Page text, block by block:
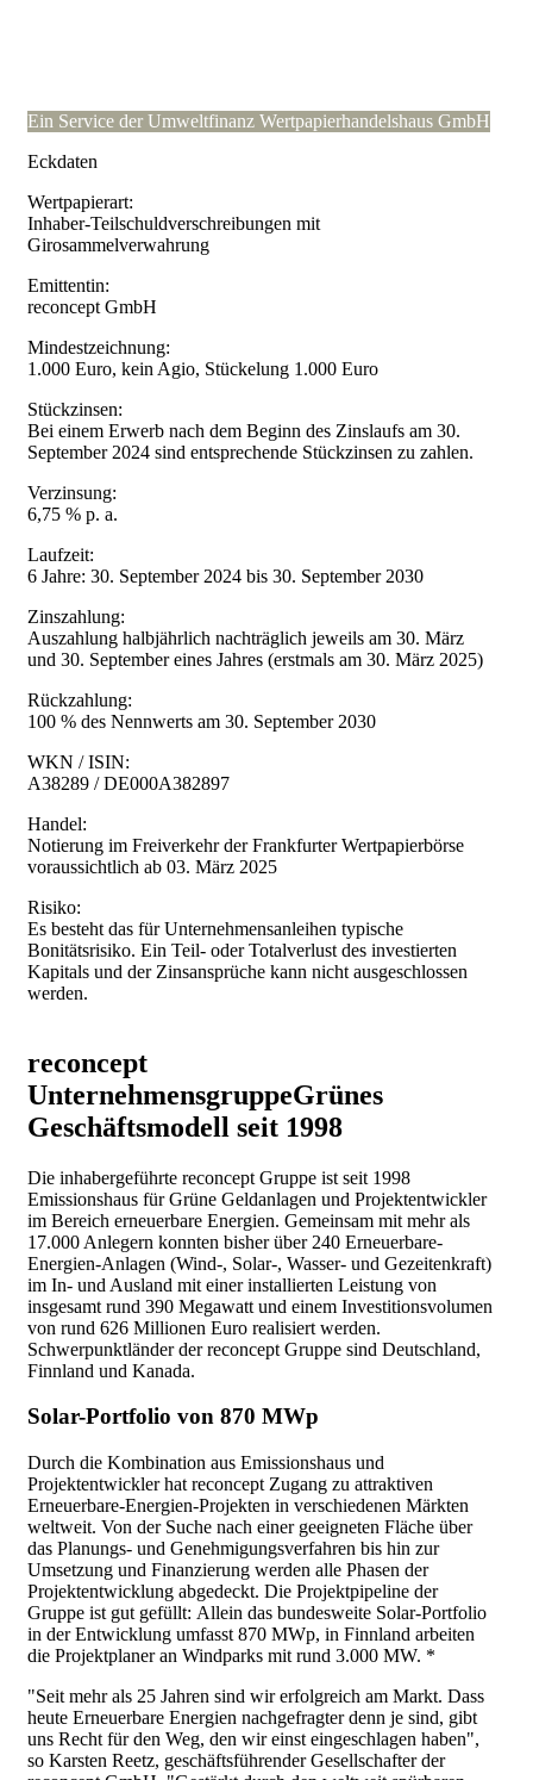
Ein Service der Umweltfinanz Wertpapierhandelshaus GmbH
Eckdaten
Wertpapierart:
Inhaber-Teilschuldverschreibungen mit
Girosammelverwahrung
Emittentin:
reconcept GmbH
Mindestzeichnung:
1.000 Euro, kein Agio, Stückelung 1.000 Euro
Stückzinsen:
Bei einem Erwerb nach dem Beginn des Zinslaufs am 30.
September 2024 sind entsprechende Stückzinsen zu zahlen.
Verzinsung:
6,75 % p. a.
Laufzeit:
6 Jahre: 30. September 2024 bis 30. September 2030
Zinszahlung:
Auszahlung halbjährlich nachträglich jeweils am 30. März
und 30. September eines Jahres (erstmals am 30. März 2025)
Rückzahlung:
100 % des Nennwerts am 30. September 2030
WKN / ISIN:
A38289 / DE000A382897
Handel:
Notierung im Freiverkehr der Frankfurter Wertpapierbörse
voraussichtlich ab 03. März 2025
Risiko:
Es besteht das für Unternehmensanleihen typische
Bonitätsrisiko. Ein Teil- oder Totalverlust des investierten
Kapitals und der Zinsansprüche kann nicht ausgeschlossen
werden.
reconcept
UnternehmensgruppeGrünes
Geschäftsmodell seit 1998
Die inhabergeführte reconcept Gruppe ist seit 1998
Emissionshaus für Grüne Geldanlagen und Projektentwickler
im Bereich erneuerbare Energien. Gemeinsam mit mehr als
17.000 Anlegern konnten bisher über 240 Erneuerbare-
Energien-Anlagen (Wind-, Solar-, Wasser- und Gezeitenkraft)
im In- und Ausland mit einer installierten Leistung von
insgesamt rund 390 Megawatt und einem Investitionsvolumen
von rund 626 Millionen Euro realisiert werden.
Schwerpunktländer der reconcept Gruppe sind Deutschland,
Finnland und Kanada.
Solar-Portfolio von 870 MWp
Durch die Kombination aus Emissionshaus und
Projektentwickler hat reconcept Zugang zu attraktiven
Erneuerbare-Energien-Projekten in verschiedenen Märkten
weltweit. Von der Suche nach einer geeigneten Fläche über
das Planungs- und Genehmigungsverfahren bis hin zur
Umsetzung und Finanzierung werden alle Phasen der
Projektentwicklung abgedeckt. Die Projektpipeline der
Gruppe ist gut gefüllt: Allein das bundesweite Solar-Portfolio
in der Entwicklung umfasst 870 MWp, in Finnland arbeiten
die Projektplaner an Windparks mit rund 3.000 MW. *
"Seit mehr als 25 Jahren sind wir erfolgreich am Markt. Dass
heute Erneuerbare Energien nachgefragter denn je sind, gibt
uns Recht für den Weg, den wir einst eingeschlagen haben",
so Karsten Reetz, geschäftsführender Gesellschafter der